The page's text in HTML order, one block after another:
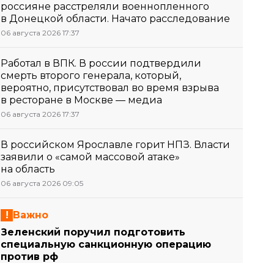
россияне расстреляли военнопленного
в Донецкой области. Начато расследование
06 августа 2026 17:37
Работал в ВПК. В россии подтвердили
смерть второго генерала, который,
вероятно, присутствовал во время взрыва
в ресторане в Москве — медиа
06 августа 2026 17:37
В российском Ярославле горит НПЗ. Власти
заявили о «самой массовой атаке»
на область
06 августа 2026 09:05
Важно
Зеленский поручил подготовить
специальную санкционную операцию
против рф